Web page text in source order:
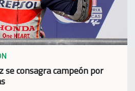
consagra campeón por